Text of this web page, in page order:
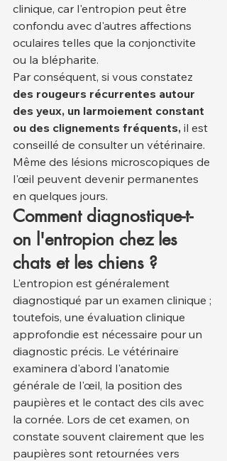
clinique, car l'entropion peut être
confondu avec d'autres affections
oculaires telles que la conjonctivite
ou la blépharite.
Par conséquent, si vous constatez
des rougeurs récurrentes autour
des yeux, un larmoiement constant
ou des clignements fréquents, il est
conseillé de consulter un vétérinaire.
Même des lésions microscopiques de
l'œil peuvent devenir permanentes
en quelques jours.
Comment diagnostique-t-
on l'entropion chez les
chats et les chiens ?
L'entropion est généralement
diagnostiqué par un examen clinique ;
toutefois, une évaluation clinique
approfondie est nécessaire pour un
diagnostic précis. Le vétérinaire
examinera d'abord l'anatomie
générale de l'œil, la position des
paupières et le contact des cils avec
la cornée. Lors de cet examen, on
constate souvent clairement que les
paupières sont retournées vers